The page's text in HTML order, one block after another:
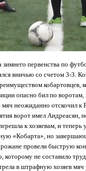
первенства по
вничью со счетом 3-3.
кобартовцев,
опасно бил по воротам,
неожиданно отскочил
ворот имел Андреасян,
к хозяевам, и
«Кобарта», но
провели быструю
не составило
в штрафную хозяев